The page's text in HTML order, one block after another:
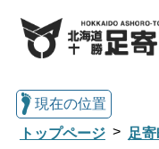
現在の位置
トップページ
足